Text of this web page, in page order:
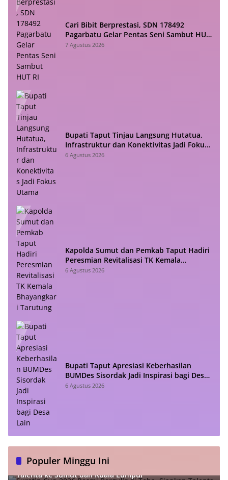
Cari Bibit Berprestasi, SDN 178492
Pagarbatu Gelar Pentas Seni Sambut HUT
RI
7 Agustus 2026
Bupati Taput Tinjau Langsung Hutatua,
Infrastruktur dan Konektivitas Jadi Fokus
Utama
6 Agustus 2026
Kapolda Sumut dan Pemkab Taput Hadiri
Peresmian Revitalisasi TK Kemala
Bhayangkari Tarutung
6 Agustus 2026
Bupati Taput Apresiasi Keberhasilan
BUMDes Sisordak Jadi Inspirasi bagi Desa
Lain
6 Agustus 2026
Populer Minggu Ini
Suratin Cup 2026 Resmi Bergulir di Toba, Siapkan
Talenta ke Sumut dan Kuala Lumpur